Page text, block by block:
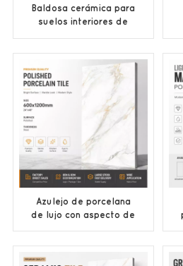
Baldosa cerámica para
suelos interiores de
en China.
Azulejo de porcelana
de lujo con aspecto de